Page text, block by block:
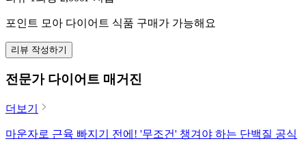
포인트 모아 다이어트 식품 구매가 가능해요
리뷰 작성하기
전문가 다이어트 매거진
더보기
마운자로 근육 빠지기 전에! '무조건' 챙겨야 하는 단백질 공식